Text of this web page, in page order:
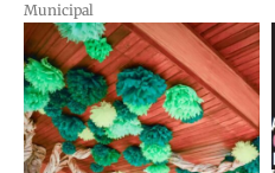
Municipal